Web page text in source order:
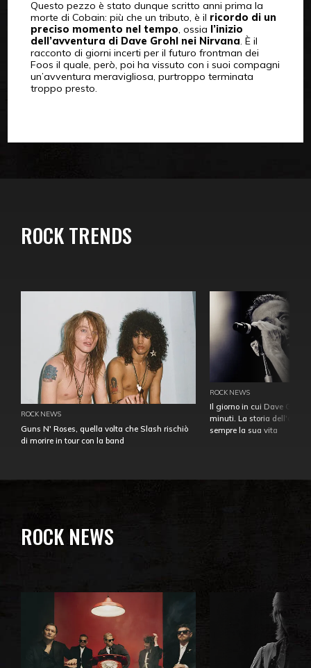
Questo pezzo è stato dunque scritto anni prima la
morte di Cobain: più che un tributo, è il ricordo di un
preciso momento nel tempo, ossia l’inizio
dell’avventura di Dave Grohl nei Nirvana. È il
racconto di giorni incerti per il futuro frontman dei
Foos il quale, però, poi ha vissuto con i suoi compagni
un’avventura meravigliosa, purtroppo terminata
troppo presto.
ROCK TRENDS
ROCK NEWS
Guns N' Roses, quella volta che Slash rischiò
di morire in tour con la band
ROCK NEWS
Il giorno in cui Dave
minuti. La storia
sempre la sua vita
ROCK NEWS